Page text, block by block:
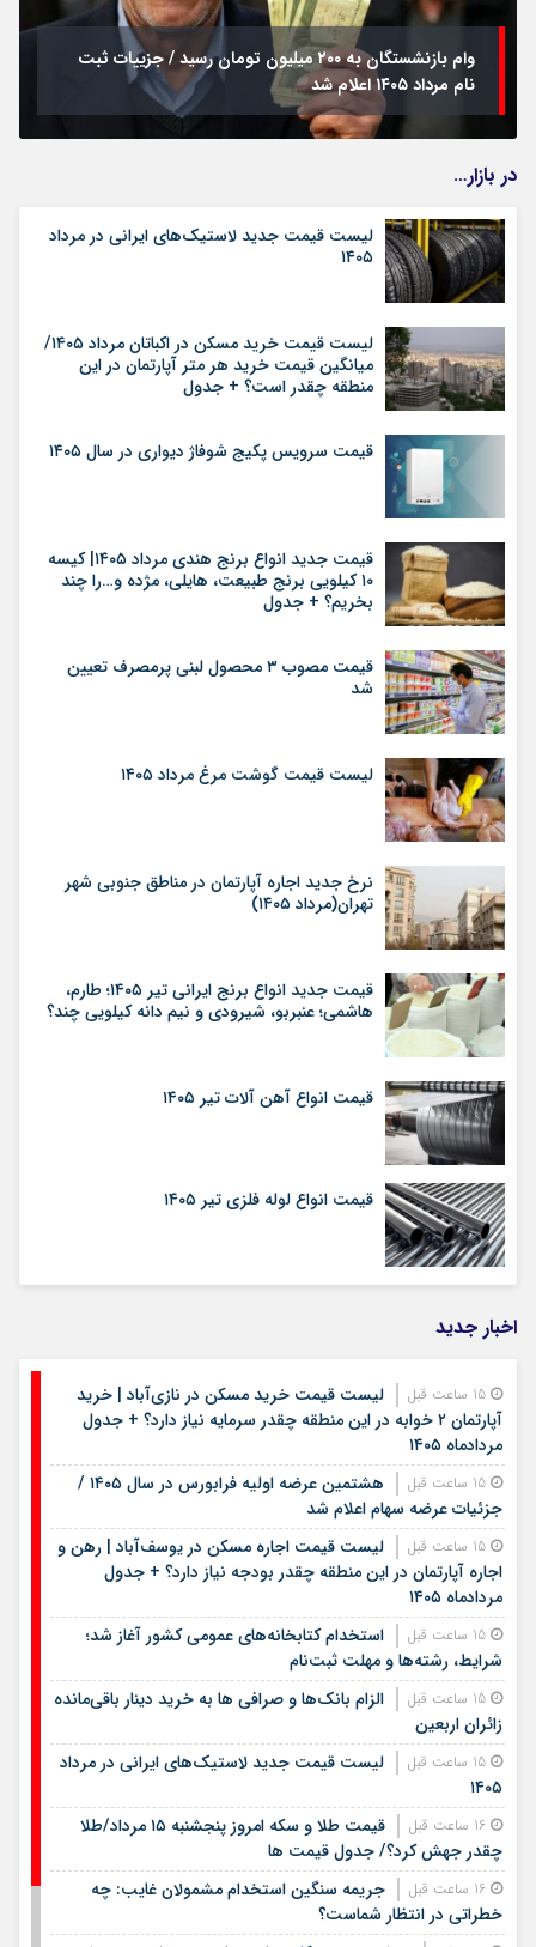
وام بازنشستگان به ۲۰۰ میلیون تومان رسید / جزییات ثبت
نام مرداد ۱۴۰۵ اعلام شد
در بازار…
لیست قیمت جدید لاستیک‌های ایرانی در مرداد
۱۴۰۵
لیست قیمت خرید مسکن در اکباتان مرداد ۱۴۰۵/
میانگین قیمت خرید هر متر آپارتمان در این
منطقه چقدر است؟ + جدول
قیمت سرویس پکیج شوفاژ دیواری در سال ۱۴۰۵
قیمت جدید انواع برنج هندی مرداد ۱۴۰۵| کیسه
۱۰ کیلویی برنج طبیعت، هایلی، مژده و…را چند
بخریم؟ + جدول
قیمت مصوب ۳ محصول لبنی پرمصرف تعیین
شد
لیست قیمت گوشت مرغ مرداد ۱۴۰۵
نرخ جدید اجاره آپارتمان در مناطق جنوبی شهر
تهران(مرداد ۱۴۰۵)
قیمت جدید انواع برنج ایرانی تیر ۱۴۰۵؛ طارم،
هاشمی؛ عنبربو، شیرودی و نیم دانه کیلویی چند؟
قیمت انواع آهن آلات تیر ۱۴۰۵
قیمت انواع لوله فلزی تیر ۱۴۰۵
اخبار جدید
لیست قیمت خرید مسکن در نازی‌آباد | خرید
آپارتمان ۲ خوابه در این منطقه چقدر سرمایه نیاز دارد؟ + جدول
مردادماه ۱۴۰۵
هشتمین عرضه اولیه فرابورس در سال ۱۴۰۵ /
جزئیات عرضه سهام اعلام شد
لیست قیمت اجاره مسکن در یوسف‌آباد | رهن و
اجاره آپارتمان در این منطقه چقدر بودجه نیاز دارد؟ + جدول
مردادماه ۱۴۰۵
استخدام کتابخانه‌های عمومی کشور آغاز شد؛
شرایط، رشته‌ها و مهلت ثبت‌نام
الزام بانک‌ها و صرافی ها به خرید دینار باقی‌مانده
زائران اربعین
لیست قیمت جدید لاستیک‌های ایرانی در مرداد
۱۴۰۵
قیمت طلا و سکه امروز پنجشنبه ۱۵ مرداد/طلا
چقدر جهش کرد؟/ جدول قیمت ها
جریمه سنگین استخدام مشمولان غایب: چه
خطراتی در انتظار شماست؟